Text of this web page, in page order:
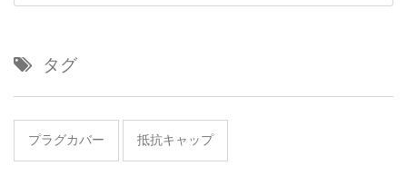
タグ
プラグカバー 抵抗キャップ